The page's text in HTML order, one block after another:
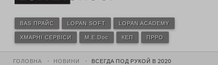
BAS ПРАЙС LOPAN SOFT LOPAN ACADEMY
ХМАРНІ СЕРВІСИ M.E.Doc КЕП ПРРО
ГОЛОВНА НОВИНИ ВСЕГДА ПОД РУКОЙ В 2020